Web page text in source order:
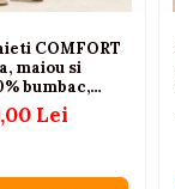
COMFORT
maiou si
bumbac,
Lei